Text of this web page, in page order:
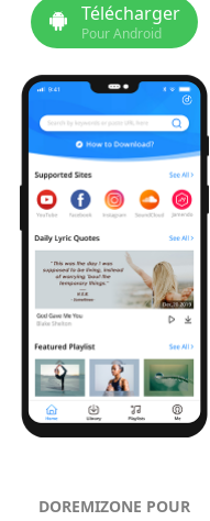
Télécharger
Pour Android
DOREMIZONE POUR